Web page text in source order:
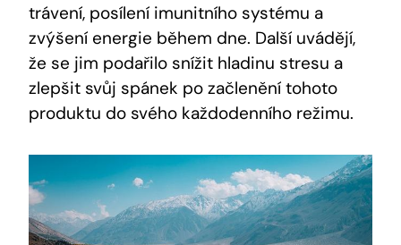
trávení, posílení imunitního systému‍ a
zvýšení energie během⁢ dne. Další uvádějí,
že se jim podařilo snížit hladinu stresu a
zlepšit svůj spánek ​po začlenění tohoto
produktu do svého každodenního ‌režimu.